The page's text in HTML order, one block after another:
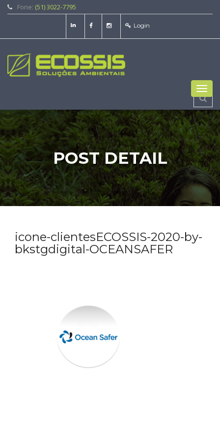
Fone: (51) 3022-7795
Login
POST DETAIL
icone-clientesECOSSIS-2020-by-
bkstgdigital-OCEANSAFER